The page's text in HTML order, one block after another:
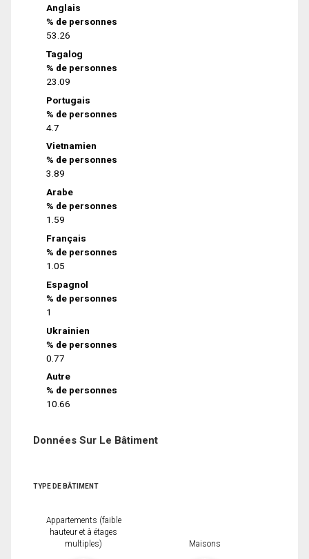
Anglais
% de personnes
53.26
Tagalog
% de personnes
23.09
Portugais
% de personnes
4.7
Vietnamien
% de personnes
3.89
Arabe
% de personnes
1.59
Français
% de personnes
1.05
Espagnol
% de personnes
1
Ukrainien
% de personnes
0.77
Autre
% de personnes
10.66
Données Sur Le Bâtiment
TYPE DE BÂTIMENT
Appartements (faible
hauteur et à étages
multiples)
Maisons